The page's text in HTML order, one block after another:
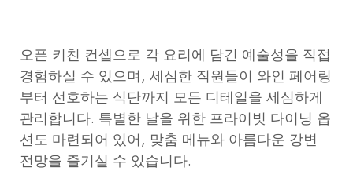
오픈 키친 컨셉으로 각 요리에 담긴 예술성을 직접
경험하실 수 있으며, 세심한 직원들이 와인 페어링
부터 선호하는 식단까지 모든 디테일을 세심하게
관리합니다. 특별한 날을 위한 프라이빗 다이닝 옵
션도 마련되어 있어, 맞춤 메뉴와 아름다운 강변
전망을 즐기실 수 있습니다.